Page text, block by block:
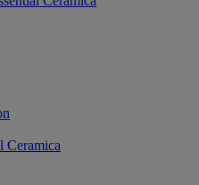
Ceramica